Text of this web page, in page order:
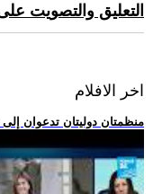
التعليق والتصويت
اخر الافلام
.. منظمتان دوليتان تدعوان